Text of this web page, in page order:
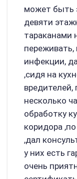
может быть
девяти
тараканами
инфекции,
,сидя на
вредителей,
несколько
обработку
коридора
,дал
у них есть
очень